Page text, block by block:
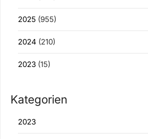
2025 (955)
2024 (210)
2023 (15)
Kategorien
2023